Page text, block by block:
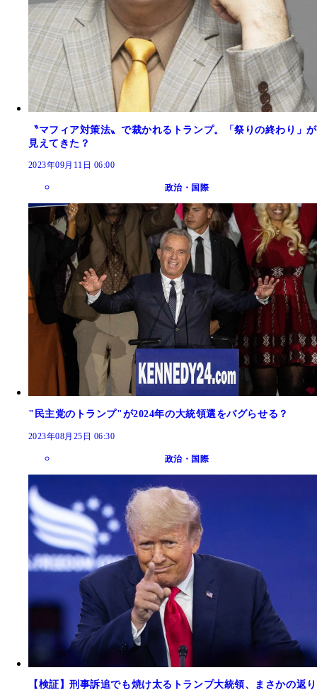
〝マフィア対策法〟で裁かれるトランプ。「祭りの終わり」が
見えてきた？
2023年09月11日 06:00
政治・国際
"民主党のトランプ"が2024年の大統領選をバグらせる？
2023年08月25日 06:30
政治・国際
【検証】刑事訴追でも焼け太るトランプ大統領、まさかの返り